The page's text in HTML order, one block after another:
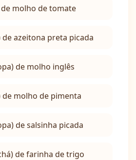
de molho de tomate
azeitona preta picada
de molho inglês
de molho de pimenta
de salsinha picada
de farinha de trigo